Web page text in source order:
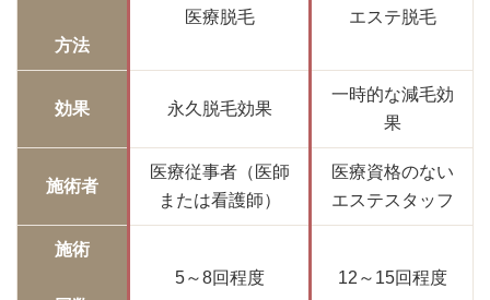
方法
医療脱毛 エステ脱毛
効果 永久脱毛効果
一時的な減毛効
果
施術者
医療従事者（医師
または看護師）
医療資格のない
エステスタッフ
施術
5～8回程度 12～15回程度